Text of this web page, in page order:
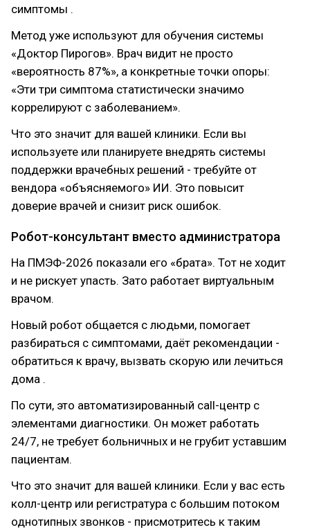
симптомы .
Метод уже используют для обучения системы
«Доктор Пирогов». Врач видит не просто
«вероятность 87%», а конкретные точки опоры:
«Эти три симптома статистически значимо
коррелируют с заболеванием».
Что это значит для вашей клиники. Если вы
используете или планируете внедрять системы
поддержки врачебных решений - требуйте от
вендора «объясняемого» ИИ. Это повысит
доверие врачей и снизит риск ошибок.
Робот-консультант вместо администратора
На ПМЭФ-2026 показали его «брата». Тот не ходит
и не рискует упасть. Зато работает виртуальным
врачом.
Новый робот общается с людьми, помогает
разбираться с симптомами, даёт рекомендации -
обратиться к врачу, вызвать скорую или лечиться
дома .
По сути, это автоматизированный call-центр с
элементами диагностики. Он может работать
24/7, не требует больничных и не грубит уставшим
пациентам.
Что это значит для вашей клиники. Если у вас есть
колл-центр или регистратура с большим потоком
однотипных звонков - присмотритесь к таким